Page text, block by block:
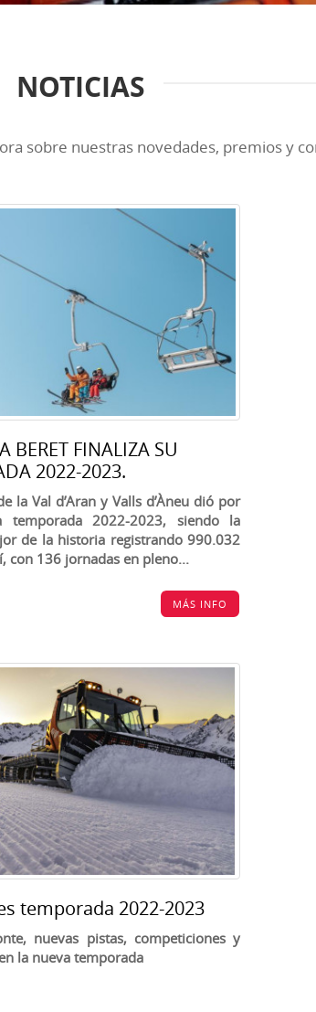
NOTICIAS
sobre nuestras novedades, premios y
BERET FINALIZA SU
2022-2023.
la Val d’Aran y Valls d’Àneu dió por
temporada 2022-2023, siendo la
de la historia registrando 990.032
con 136 jornadas en pleno...
MÁS INFO
temporada 2022-2023
nuevas pistas, competiciones y
la nueva temporada